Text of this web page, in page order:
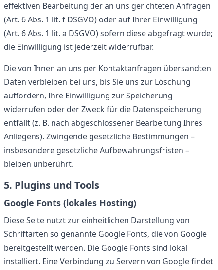
effektiven Bearbeitung der an uns gerichteten Anfragen
(Art. 6 Abs. 1 lit. f DSGVO) oder auf Ihrer Einwilligung
(Art. 6 Abs. 1 lit. a DSGVO) sofern diese abgefragt wurde;
die Einwilligung ist jederzeit widerrufbar.
Die von Ihnen an uns per Kontaktanfragen übersandten
Daten verbleiben bei uns, bis Sie uns zur Löschung
auffordern, Ihre Einwilligung zur Speicherung
widerrufen oder der Zweck für die Datenspeicherung
entfällt (z. B. nach abgeschlossener Bearbeitung Ihres
Anliegens). Zwingende gesetzliche Bestimmungen –
insbesondere gesetzliche Aufbewahrungsfristen –
bleiben unberührt.
5. Plugins und Tools
Google Fonts (lokales Hosting)
Diese Seite nutzt zur einheitlichen Darstellung von
Schriftarten so genannte Google Fonts, die von Google
bereitgestellt werden. Die Google Fonts sind lokal
installiert. Eine Verbindung zu Servern von Google findet